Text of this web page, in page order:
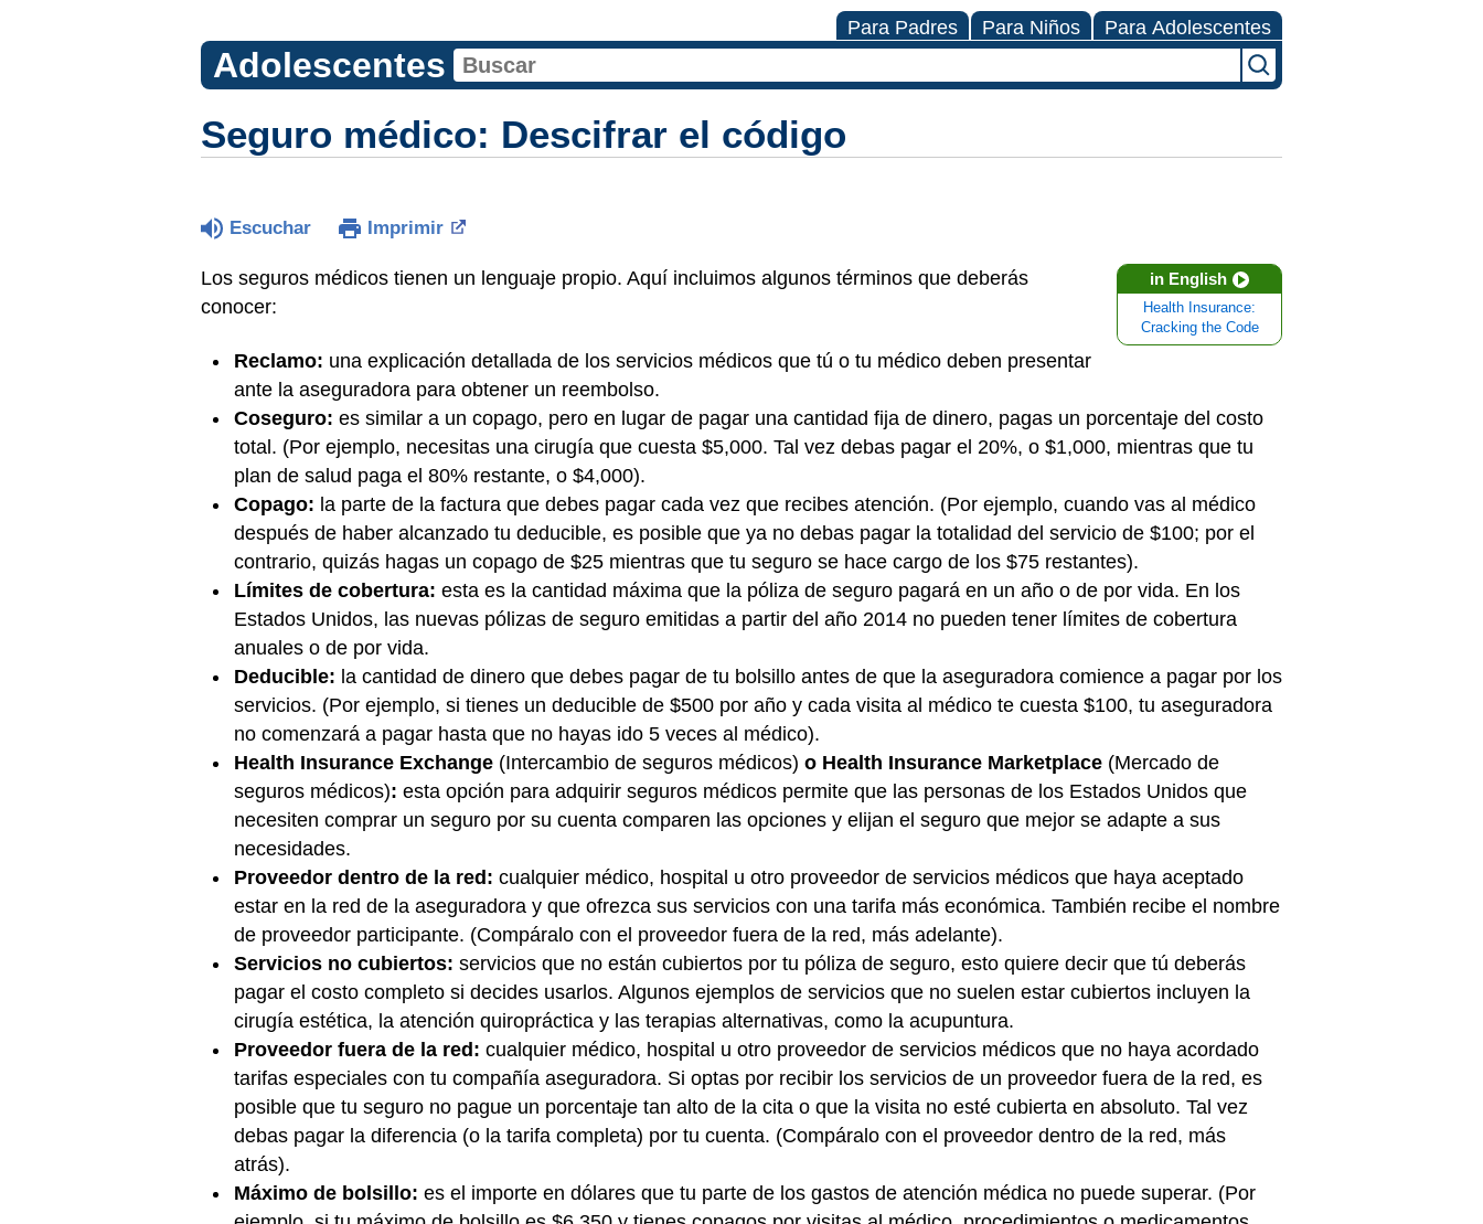
Para Padres Para Niños Para Adolescentes
Adolescentes
Seguro médico: Descifrar el código
Escuchar Imprimir
in English
Health Insurance:
Cracking the Code
Los seguros médicos tienen un lenguaje propio. Aquí incluimos algunos términos que deberás
conocer:
Reclamo: una explicación detallada de los servicios médicos que tú o tu médico deben presentar
ante la aseguradora para obtener un reembolso.
Coseguro: es similar a un copago, pero en lugar de pagar una cantidad fija de dinero, pagas un porcentaje del costo
total. (Por ejemplo, necesitas una cirugía que cuesta $5,000. Tal vez debas pagar el 20%, o $1,000, mientras que tu
plan de salud paga el 80% restante, o $4,000).
Copago: la parte de la factura que debes pagar cada vez que recibes atención. (Por ejemplo, cuando vas al médico
después de haber alcanzado tu deducible, es posible que ya no debas pagar la totalidad del servicio de $100; por el
contrario, quizás hagas un copago de $25 mientras que tu seguro se hace cargo de los $75 restantes).
Límites de cobertura: esta es la cantidad máxima que la póliza de seguro pagará en un año o de por vida. En los
Estados Unidos, las nuevas pólizas de seguro emitidas a partir del año 2014 no pueden tener límites de cobertura
anuales o de por vida.
Deducible: la cantidad de dinero que debes pagar de tu bolsillo antes de que la aseguradora comience a pagar por los
servicios. (Por ejemplo, si tienes un deducible de $500 por año y cada visita al médico te cuesta $100, tu aseguradora
no comenzará a pagar hasta que no hayas ido 5 veces al médico).
Health Insurance Exchange (Intercambio de seguros médicos) o Health Insurance Marketplace (Mercado de
seguros médicos): esta opción para adquirir seguros médicos permite que las personas de los Estados Unidos que
necesiten comprar un seguro por su cuenta comparen las opciones y elijan el seguro que mejor se adapte a sus
necesidades.
Proveedor dentro de la red: cualquier médico, hospital u otro proveedor de servicios médicos que haya aceptado
estar en la red de la aseguradora y que ofrezca sus servicios con una tarifa más económica. También recibe el nombre
de proveedor participante. (Compáralo con el proveedor fuera de la red, más adelante).
Servicios no cubiertos: servicios que no están cubiertos por tu póliza de seguro, esto quiere decir que tú deberás
pagar el costo completo si decides usarlos. Algunos ejemplos de servicios que no suelen estar cubiertos incluyen la
cirugía estética, la atención quiropráctica y las terapias alternativas, como la acupuntura.
Proveedor fuera de la red: cualquier médico, hospital u otro proveedor de servicios médicos que no haya acordado
tarifas especiales con tu compañía aseguradora. Si optas por recibir los servicios de un proveedor fuera de la red, es
posible que tu seguro no pague un porcentaje tan alto de la cita o que la visita no esté cubierta en absoluto. Tal vez
debas pagar la diferencia (o la tarifa completa) por tu cuenta. (Compáralo con el proveedor dentro de la red, más
atrás).
Máximo de bolsillo: es el importe en dólares que tu parte de los gastos de atención médica no puede superar. (Por